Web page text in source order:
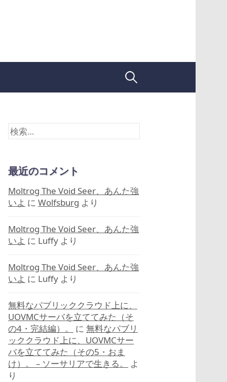
検
検
索:
最近のコメント
Moltrog The Void Seer、あんた強
いよ に Wolfsburg より
Moltrog The Void Seer、あんた強
いよ に Luffy より
Moltrog The Void Seer、あんた強
いよ に Luffy より
無料なパブリッククラウド上に、
UOVMCサーバを立ててみた（そ
の4・完結編）。
に 無料なパブリ
ッククラウド上に、UOVMCサー
バを立ててみた（その5・おま
け）。 – ソーサリアで生きる。
よ
り